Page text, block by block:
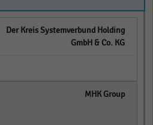
Der Kreis Systemverbund Holding
GmbH & Co. KG
MHK Group